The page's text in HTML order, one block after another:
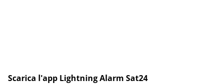
Scarica l'app Lightning Alarm Sat24